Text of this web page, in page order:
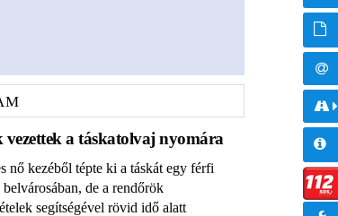
a táskatolvaj nyomára
nő kezéből tépte ki a táskát egy férfi
belvárosában, de a rendőrök
segítségével rövid idő alatt